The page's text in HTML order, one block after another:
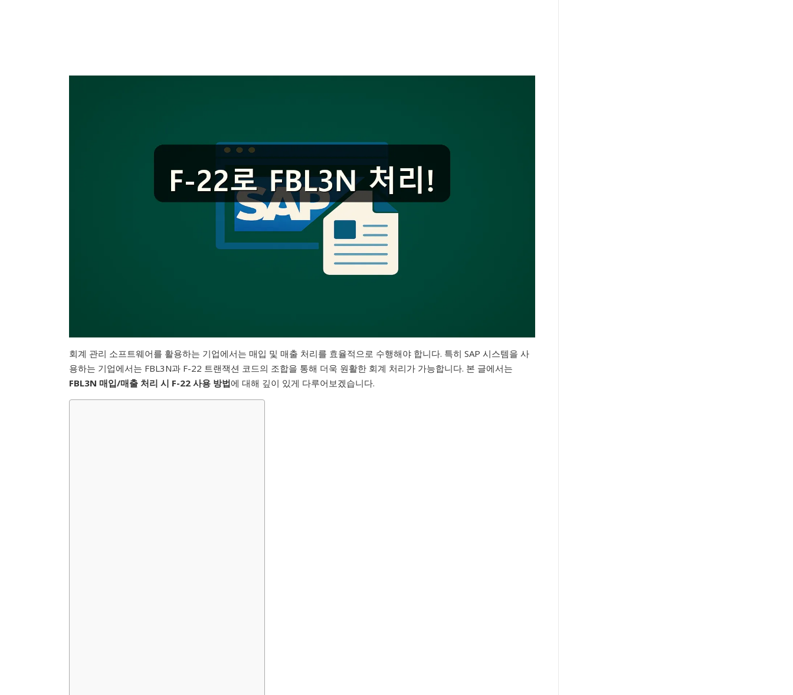
회계 관리 소프트웨어를 활용하는 기업에서는 매입 및 매출 처리를 효율적으로 수행해야 합니다. 특히 SAP 시스템을 사
용하는 기업에서는 FBL3N과 F-22 트랜잭션 코드의 조합을 통해 더욱 원활한 회계 처리가 가능합니다. 본 글에서는
FBL3N 매입/매출 처리 시 F-22 사용 방법에 대해 깊이 있게 다루어보겠습니다.